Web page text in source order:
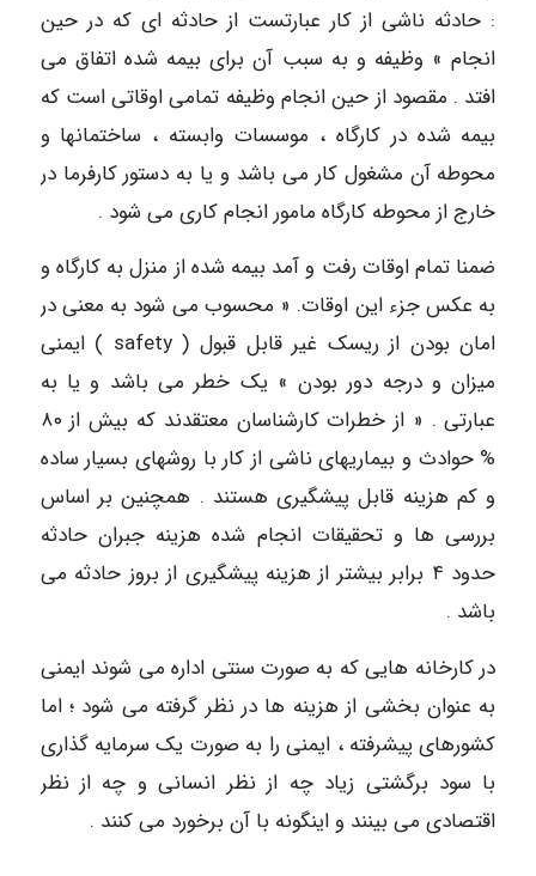
: حادثه ناشی از کار عبارتست از حادثه ای که در حین
انجام » وظیفه و به سبب آن برای بیمه شده اتفاق می
افتد . مقصود از حین انجام وظیفه تمامی اوقاتی است که
بیمه شده در کارگاه ، موسسات وابسته ، ساختمانها و
محوطه آن مشغول کار می باشد و یا به دستور کارفرما در
خارج از محوطه کارگاه مامور انجام کاری می شود .
ضمنا تمام اوقات رفت و آمد بیمه شده از منزل به کارگاه و
به عکس جزء این اوقات. « محسوب می شود به معنی در
امان بودن از ریسک غیر قابل قبول ( safety ) ایمنی
میزان و درجه دور بودن » یک خطر می باشد و یا به
عبارتی . « از خطرات کارشناسان معتقدند که بیش از ٨٠
% حوادث و بیماریهای ناشی از کار با روشهای بسیار ساده
و کم هزینه قابل پیشگیری هستند . همچنین بر اساس
بررسی ها و تحقیقات انجام شده هزینه جبران حادثه
حدود ۴ برابر بیشتر از هزینه پیشگیری از بروز حادثه می
باشد .
در کارخانه هایی که به صورت سنتی اداره می شوند ایمنی
به عنوان بخشی از هزینه ها در نظر گرفته می شود ؛ اما
کشورهای پیشرفته ، ایمنی را به صورت یک سرمایه گذاری
با سود برگشتی زیاد چه از نظر انسانی و چه از نظر
اقتصادی می بینند و اینگونه با آن برخورد می کنند .